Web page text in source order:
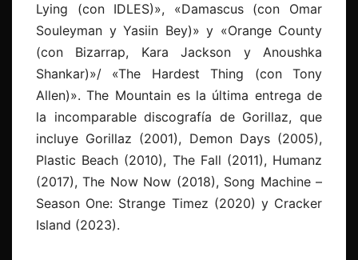
Lying (con IDLES)», «Damascus (con Omar
Souleyman y Yasiin Bey)» y «Orange County
(con Bizarrap, Kara Jackson y Anoushka
Shankar)»/ «The Hardest Thing (con Tony
Allen)». The Mountain es la última entrega de
la incomparable discografía de Gorillaz, que
incluye Gorillaz (2001), Demon Days (2005),
Plastic Beach (2010), The Fall (2011), Humanz
(2017), The Now Now (2018), Song Machine –
Season One: Strange Timez (2020) y Cracker
Island (2023).